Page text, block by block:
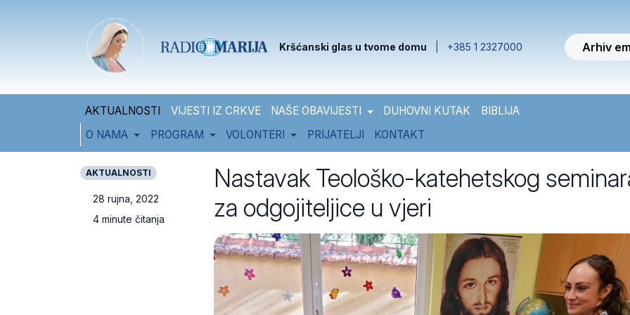
Kršćanski glas u tvome domu +385 1 2327000 Arhiv
AKTUALNOSTI VIJESTI IZ CRKVE NAŠE OBAVIJESTI DUHOVNI KUTAK
BIBLIJA
O NAMA
PROGRAM VOLONTERI PRIJATELJI KONTAKT
AKTUALNOSTI
28 rujna, 2022
4 minute čitanja
Nastavak Teološko-katehetskog
za odgojiteljice u vjeri